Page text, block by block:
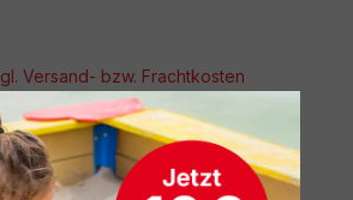
Versand- bzw. Frachtkosten
Korb mit Bezug